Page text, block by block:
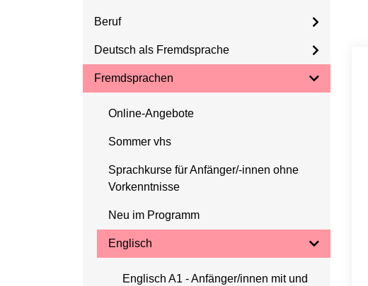
Beruf
Deutsch als Fremdsprache
Fremdsprachen
Online-Angebote
Sommer vhs
Sprachkurse für Anfänger/-innen ohne
Vorkenntnisse
Neu im Programm
Englisch
Englisch A1 - Anfänger/innen mit und